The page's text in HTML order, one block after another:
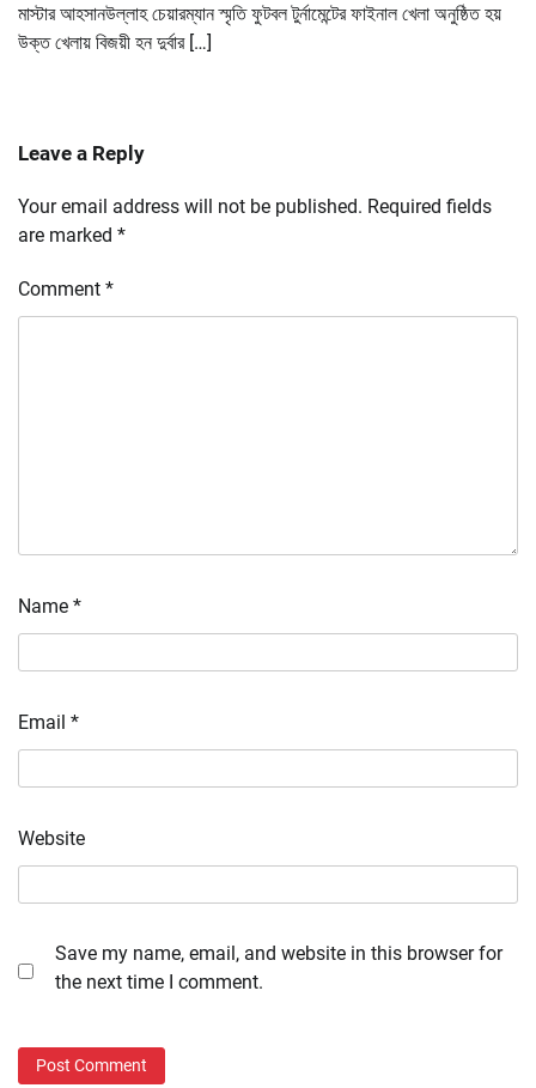
মাস্টার আহসানউল্লাহ চেয়ারম্যান স্মৃতি ফুটবল টুর্নামেন্টের ফাইনাল খেলা অনুষ্ঠিত হয়
উক্ত খেলায় বিজয়ী হন দুর্বার […]
Leave a Reply
Your email address will not be published. Required fields
are marked *
Comment *
Name *
Email *
Website
Save my name, email, and website in this browser for
the next time I comment.